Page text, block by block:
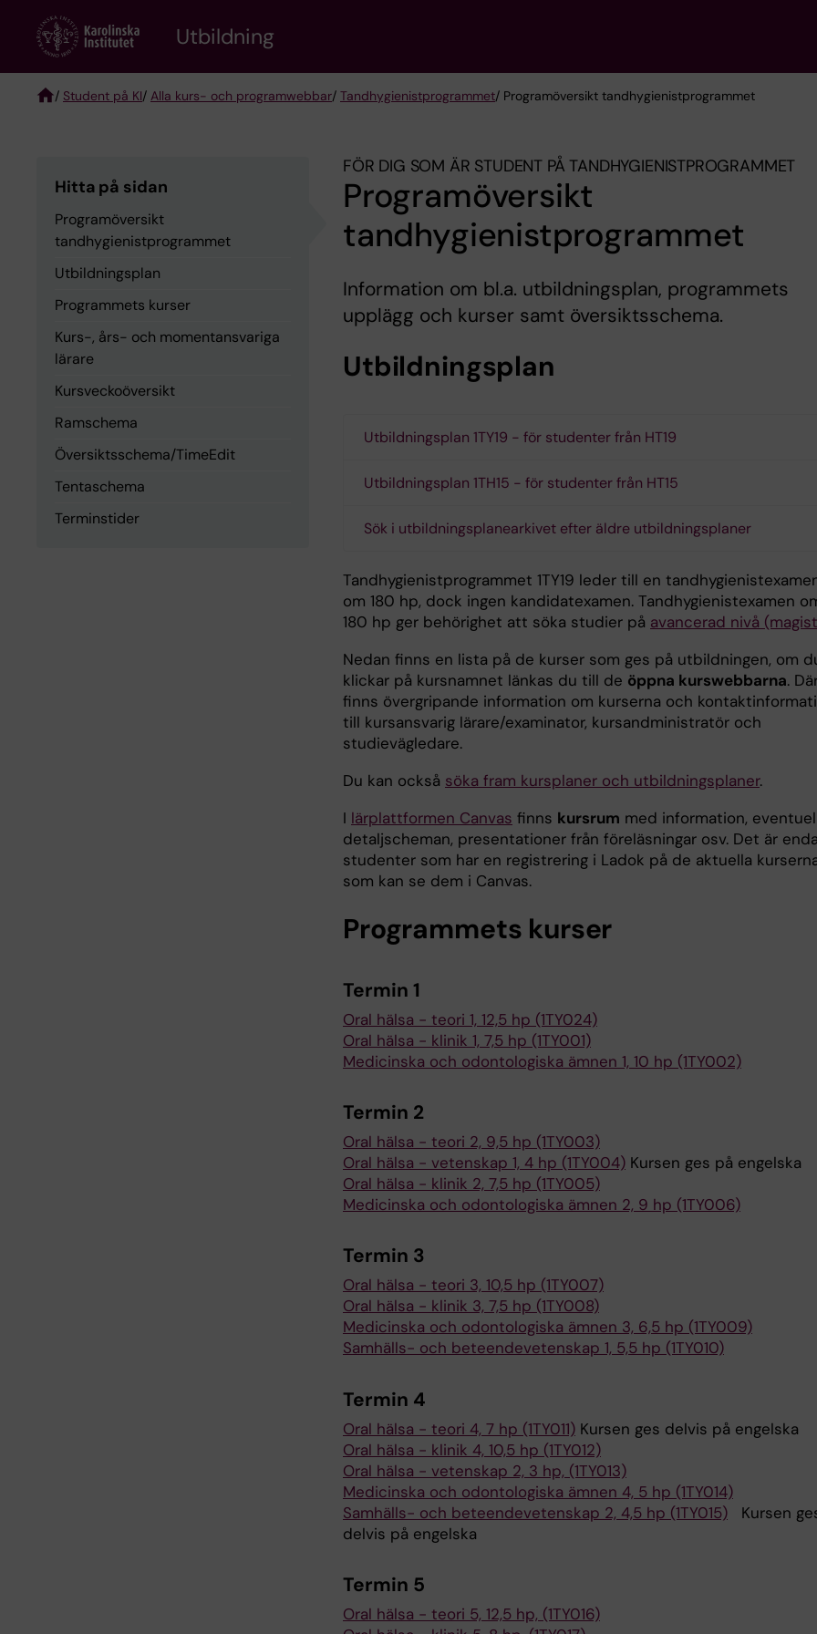
content
Utbildning
/ Student på KI/ Alla kurs- och programwebbar/ Tandhygienist­programmet/ Programöversikt tandhygienistprogrammet
Hitta på sidan
Programöversikt
tandhygienistprogrammet
Utbildningsplan
Programmets kurser
Kurs-, års- och momentansvariga
lärare
Kursveckoöversikt
Ramschema
Översiktsschema/TimeEdit
Tentaschema
Terminstider
FÖR DIG SOM ÄR STUDENT PÅ TANDHYGIENIST­PROGRAMMET
Programöversikt
tandhygienistprogrammet
Information om bl.a. utbildningsplan, programmets
upplägg och kurser samt översiktsschema.
Utbildningsplan
Utbildningsplan 1TY19 - för studenter från HT19
Utbildningsplan 1TH15 - för studenter från HT15
Sök i utbildningsplanearkivet efter äldre utbildningsplaner
Tandhygienistprogrammet 1TY19 leder till en
om 180 hp, dock ingen kandidatexamen. Tandhygienistexamen
180 hp ger behörighet att söka studier på avancerad nivå
Nedan finns en lista på de kurser som ges på utbildningen, om
klickar på kursnamnet länkas du till de öppna kurswebbarna.
finns övergripande information om kurserna och
till kursansvarig lärare/examinator, kursandministratör och
studievägledare.
Du kan också söka fram kursplaner och utbildningsplaner.
I lärplattformen Canvas finns kursrum med information,
detaljscheman, presentationer från föreläsningar osv. Det är
studenter som har en registrering i Ladok på de aktuella
som kan se dem i Canvas.
Programmets kurser
Termin 1
Oral hälsa - teori 1, 12,5 hp (1TY024)
Oral hälsa - klinik 1, 7,5 hp (1TY001)
Medicinska och odontologiska ämnen 1, 10 hp (1TY002)
Termin 2
Oral hälsa - teori 2, 9,5 hp (1TY003)
Oral hälsa - vetenskap 1, 4 hp (1TY004) Kursen ges på engelska
Oral hälsa - klinik 2, 7,5 hp (1TY005)
Medicinska och odontologiska ämnen 2, 9 hp (1TY006)
Termin 3
Oral hälsa - teori 3, 10,5 hp (1TY007)
Oral hälsa - klinik 3, 7,5 hp (1TY008)
Medicinska och odontologiska ämnen 3, 6,5 hp (1TY009)
Samhälls- och beteendevetenskap 1, 5,5 hp (1TY010)
Termin 4
Oral hälsa - teori 4, 7 hp (1TY011) Kursen ges delvis på engelska
Oral hälsa - klinik 4, 10,5 hp (1TY012)
Oral hälsa - vetenskap 2, 3 hp, (1TY013)
Medicinska och odontologiska ämnen 4, 5 hp (1TY014)
Samhälls- och beteendevetenskap 2, 4,5 hp (1TY015) Kursen
delvis på engelska
Termin 5
Oral hälsa - teori 5, 12,5 hp, (1TY016)